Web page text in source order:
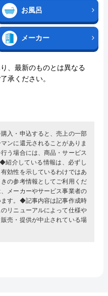
お風呂
メーカー
、最新のものとは異なる
承ください。
入・申込すると、売上の一部
ンに還元されることがありま
う場合には、商品・サービス
紹介している情報は、必ずし
効性を示しているわけではあ
の参考情報としてご利用くだ
メーカーやサービス事業者の
す。◆記事内容は記事作成時
リニューアルによって仕様や
売・提供が中止されている場